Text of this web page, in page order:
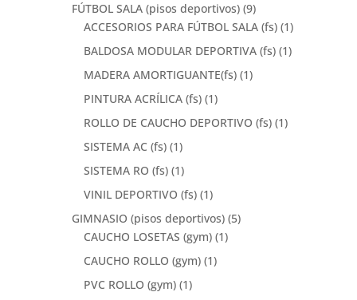
FÚTBOL SALA (pisos deportivos) (9)
ACCESORIOS PARA FÚTBOL SALA (fs) (1)
BALDOSA MODULAR DEPORTIVA (fs) (1)
MADERA AMORTIGUANTE(fs) (1)
PINTURA ACRÍLICA (fs) (1)
ROLLO DE CAUCHO DEPORTIVO (fs) (1)
SISTEMA AC (fs) (1)
SISTEMA RO (fs) (1)
VINIL DEPORTIVO (fs) (1)
GIMNASIO (pisos deportivos) (5)
CAUCHO LOSETAS (gym) (1)
CAUCHO ROLLO (gym) (1)
PVC ROLLO (gym) (1)